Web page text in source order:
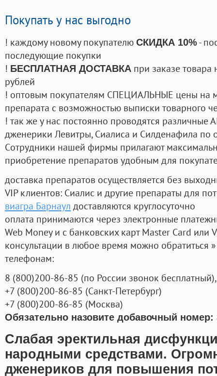
Покупать у нас выгодно
! каждому новому покупателю СКИДКА 10%-
последующие покупки
! БЕСПЛАТНАЯ ДОСТАВКА при заказе
рублей
! оптовым покупателям СПЕЦИАЛЬНЫЕ цены на
препарата с возможностью выписки товарного
! так же у нас постоянно проводятся
дженерики Левитры, Сиалиса и Силденафила по
Cотрудники нашей фирмы прилагают
приобретение препаратов удобным для
доставка препаратов осуществляется без
VIP клиентов: Сиалис и другие препараты для
виагра Барнаул доставляются круглосуточно
оплата принимаются через электронные
Web Money и с банковских карт Master Card или
консультации в любое время можно обратиться
телефонам:
8 (800)200-86-85 (по России звонок бесплатный),
+7 (800)200-86-85 (Санкт-Петербург)
+7 (800)200-86-85 (Москва)
Обязательно назовите добавочный номер:
Слабая эректильная
народными средствами.
дженериков для повышения